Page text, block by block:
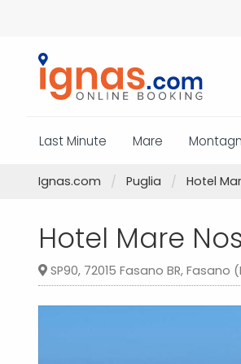
Last Minute Mare
Ignas.com Puglia Hotel
Hotel Mare
SP90, 72015 Fasano BR, Fasano